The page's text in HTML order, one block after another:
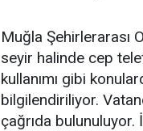
Muğla Şehirlerarası
seyir halinde cep
kullanımı gibi
bilgilendiriliyor.
çağrıda bulunuluyor.